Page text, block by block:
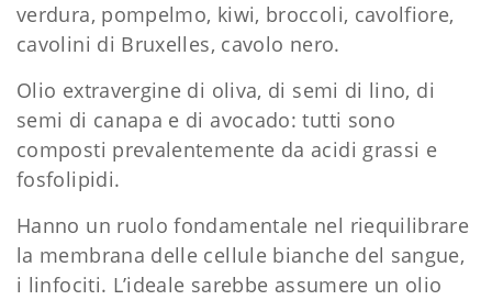
verdura, pompelmo, kiwi, broccoli, cavolfiore,
cavolini di Bruxelles, cavolo nero.
Olio extravergine di oliva, di semi di lino, di
semi di canapa e di avocado: tutti sono
composti prevalentemente da acidi grassi e
fosfolipidi.
Hanno un ruolo fondamentale nel riequilibrare
la membrana delle cellule bianche del sangue,
i linfociti. L’ideale sarebbe assumere un olio